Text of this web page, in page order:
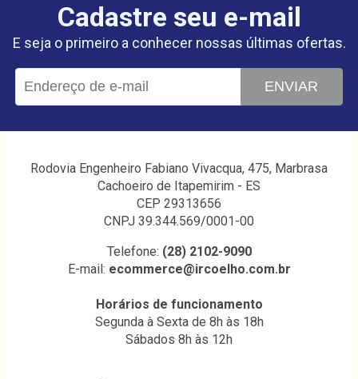
Cadastre seu e-mail
E seja o primeiro a conhecer nossas últimas ofertas.
ENVIAR
Rodovia Engenheiro Fabiano Vivacqua, 475, Marbrasa
Cachoeiro de Itapemirim - ES
CEP 29313656
CNPJ 39.344.569/0001-00
Telefone: (28) 2102-9090
E-mail: ecommerce@ircoelho.com.br
Horários de funcionamento
Segunda à Sexta de 8h às 18h
Sábados 8h às 12h